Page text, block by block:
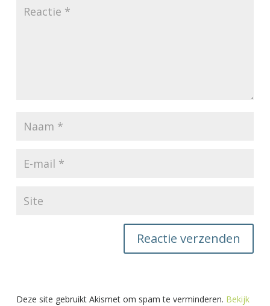
Deze site gebruikt Akismet om spam te verminderen. Bekijk